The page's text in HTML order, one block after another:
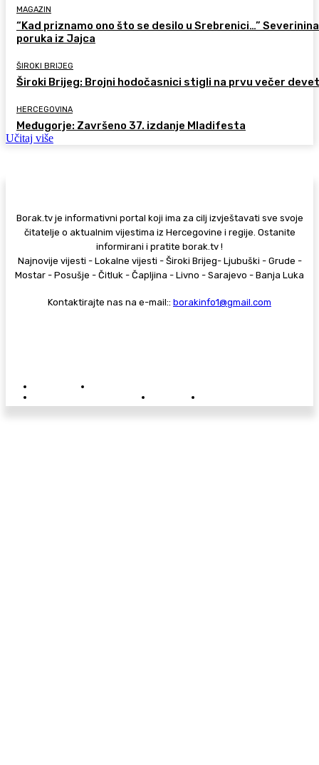
MAGAZIN
“Kad priznamo ono što se desilo u Srebrenici…” Severinina
poruka iz Jajca
ŠIROKI BRIJEG
Široki Brijeg: Brojni hodočasnici stigli na prvu večer
HERCEGOVINA
Međugorje: Završeno 37. izdanje Mladifesta
Učitaj više
Borak.tv je informativni portal koji ima za cilj izvještavati sve svoje
čitatelje o aktualnim vijestima iz Hercegovine i regije. Ostanite
informirani i pratite borak.tv !
Najnovije vijesti - Lokalne vijesti - Široki Brijeg- Ljubuški - Grude -
Mostar - Posušje - Čitluk - Čapljina - Livno - Sarajevo - Banja Luka
Kontaktirajte nas na e-mail:: borakinfo1@gmail.com